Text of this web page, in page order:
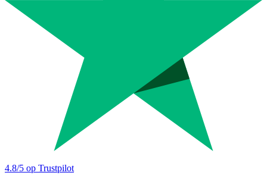
4.8/5 op Trustpilot